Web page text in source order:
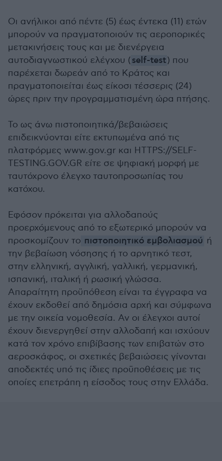
Οι ανήλικοι από πέντε (5) έως έντεκα (11) ετών
μπορούν να πραγματοποιούν τις αεροπορικές
μετακινήσεις τους και με διενέργεια
αυτοδιαγνωστικού ελέγχου (self-test) που
παρέχεται δωρεάν από το Κράτος και
πραγματοποιείται έως είκοσι τέσσερις (24)
ώρες πριν την προγραμματισμένη ώρα πτήσης.
Το ως άνω πιστοποιητικά/βεβαιώσεις
επιδεικνύονται είτε εκτυπωμένα από τις
πλατφόρμες www.gov.gr και HTTPS://SELF-
TESTING.GOV.GR είτε σε ψηφιακή μορφή με
ταυτόχρονο έλεγχο ταυτοπροσωπίας του
κατόχου.
Εφόσον πρόκειται για αλλοδαπούς
προερχόμενους από το εξωτερικό μπορούν να
προσκομίζουν το πιστοποιητικό εμβολιασμού ή
την βεβαίωση νόσησης ή το αρνητικό τεστ,
στην ελληνική, αγγλική, γαλλική, γερμανική,
ισπανική, ιταλική ή ρωσική γλώσσα.
Απαραίτητη προϋπόθεση είναι τα έγγραφα να
έχουν εκδοθεί από δημόσια αρχή και σύμφωνα
με την οικεία νομοθεσία. Αν οι έλεγχοι αυτοί
έχουν διενεργηθεί στην αλλοδαπή και ισχύουν
κατά τον χρόνο επιβίβασης των επιβατών στο
αεροσκάφος, οι σχετικές βεβαιώσεις γίνονται
αποδεκτές υπό τις ίδιες προϋποθέσεις με τις
οποίες επετράπη η είσοδος τους στην Ελλάδα.